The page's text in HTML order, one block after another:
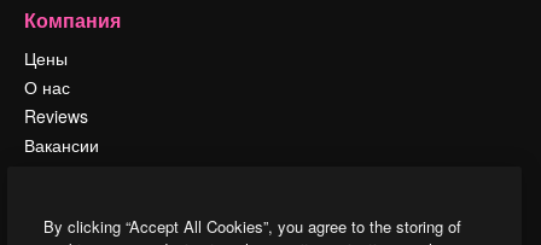
Компания
Цены
О нас
Reviews
Вакансии
События
By clicking “Accept All Cookies”, you agree to the storing of